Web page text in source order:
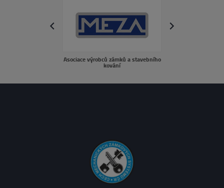
Asociace výrobců zámků a stavebního
kování
prev next